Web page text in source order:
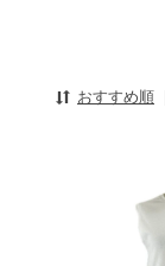
おすすめ順